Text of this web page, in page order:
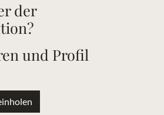
der
und Profil